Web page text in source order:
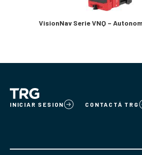
VisionNav Serie VNQ –
INICIAR SESION CONTACTÁ TRG